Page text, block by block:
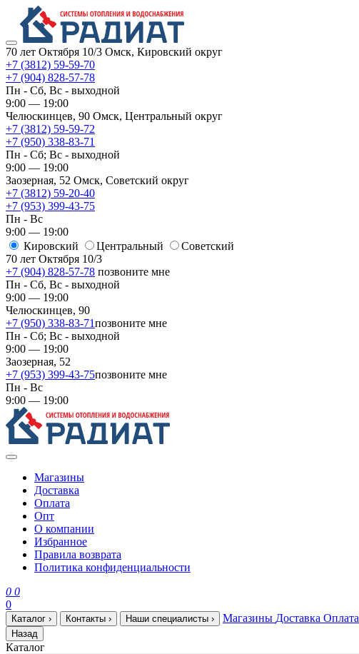
70 лет Октября 10/3 Омск, Кировский округ
+7 (3812) 59-59-70
+7 (904) 828-57-78
Пн - Сб, Вс - выходной
9:00 — 19:00
Челюскинцев, 90 Омск, ​Центральный округ
+7 (3812) 59-59-72
+7 (950) 338-83-71
Пн - Сб; Вс - выходной
9:00 — 19:00
Заозерная, 52 Омск, ​Советский округ
+7 (3812) 59-20-40
+7 (953) 399-43-75
Пн - Вс
9:00 — 19:00
Кировский
​Центральный
​Советский
70 лет Октября 10/3
+7 (904) 828-57-78 позвоните мне
Пн - Сб, Вс - выходной
9:00 — 19:00
Челюскинцев, 90
+7 (950) 338-83-71позвоните мне
Пн - Сб; Вс - выходной
9:00 — 19:00
Заозерная, 52
+7 (953) 399-43-75позвоните мне
Пн - Вс
9:00 — 19:00
Магазины
Доставка
Оплата
Опт
О компании
Избранное
Правила возврата
Политика конфиденциальности
0 0
0
Каталог › Контакты › Наши специалисты › Магазины Доставка Оплата
Назад
Каталог